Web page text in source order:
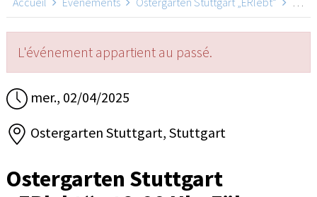
L'événement appartient au passé.
mer., 02/04/2025
Ostergarten Stuttgart, Stuttgart
Ostergarten Stuttgart